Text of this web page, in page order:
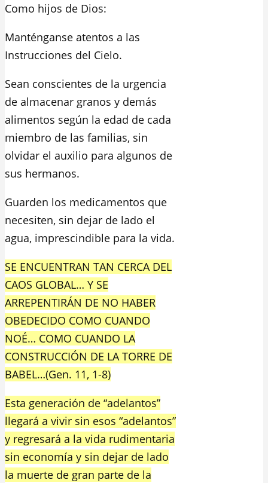
Como hijos de Dios:
Manténganse atentos a las
Instrucciones del Cielo.
Sean conscientes de la urgencia
de almacenar granos y demás
alimentos según la edad de cada
miembro de las familias, sin
olvidar el auxilio para algunos de
sus hermanos.
Guarden los medicamentos que
necesiten, sin dejar de lado el
agua, imprescindible para la vida.
SE ENCUENTRAN TAN CERCA DEL
CAOS GLOBAL… Y SE
ARREPENTIRÁN DE NO HABER
OBEDECIDO COMO CUANDO
NOÉ… COMO CUANDO LA
CONSTRUCCIÓN DE LA TORRE DE
BABEL…(Gen. 11, 1-8)
Esta generación de “adelantos”
llegará a vivir sin esos “adelantos”
y regresará a la vida rudimentaria
sin economía y sin dejar de lado
la muerte de gran parte de la